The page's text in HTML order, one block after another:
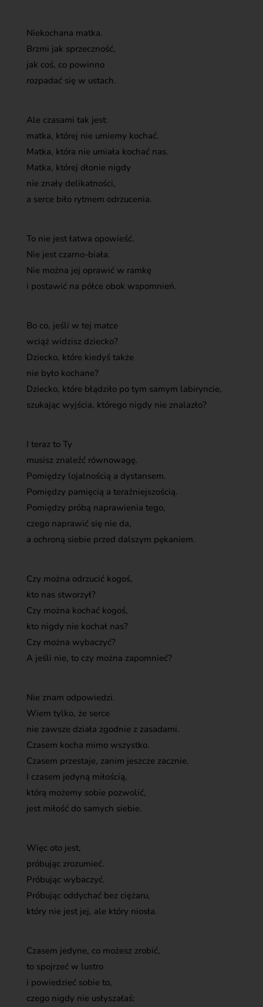
Niekochana matka.
Brzmi jak sprzeczność,
jak coś, co powinno
rozpadać się w ustach.
Ale czasami tak jest:
matka, której nie umiemy kochać.
Matka, która nie umiała kochać nas.
Matka, której dłonie nigdy
nie znały delikatności,
a serce biło rytmem odrzucenia.
To nie jest łatwa opowieść.
Nie jest czarno-biała.
Nie można jej oprawić w ramkę
i postawić na półce obok wspomnień.
Bo co, jeśli w tej matce
wciąż widzisz dziecko?
Dziecko, które kiedyś także
nie było kochane?
Dziecko, które błądziło po tym samym labiryncie,
szukając wyjścia, którego nigdy nie znalazło?
I teraz to Ty
musisz znaleźć równowagę.
Pomiędzy lojalnością a dystansem.
Pomiędzy pamięcią a teraźniejszością.
Pomiędzy próbą naprawienia tego,
czego naprawić się nie da,
a ochroną siebie przed dalszym pękaniem.
Czy można odrzucić kogoś,
kto nas stworzył?
Czy można kochać kogoś,
kto nigdy nie kochał nas?
Czy można wybaczyć?
A jeśli nie, to czy można zapomnieć?
Nie znam odpowiedzi.
Wiem tylko, że serce
nie zawsze działa zgodnie z zasadami.
Czasem kocha mimo wszystko.
Czasem przestaje, zanim jeszcze zacznie.
I czasem jedyną miłością,
którą możemy sobie pozwolić,
jest miłość do samych siebie.
Więc oto jest,
próbując zrozumieć.
Próbując wybaczyć.
Próbując oddychać bez ciężaru,
który nie jest jej, ale który niosła.
Czasem jedyne, co możesz zrobić,
to spojrzeć w lustro
i powiedzieć sobie to,
czego nigdy nie usłyszałaś: